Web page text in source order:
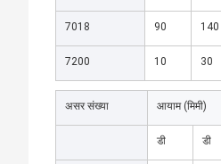
7018 90 140
7200 10 30
असर संख्या आयाम (मिमी)
डी डी